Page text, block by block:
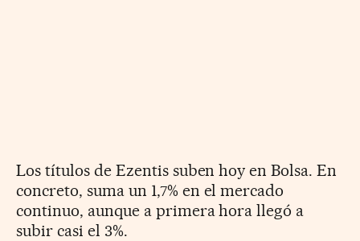
Los títulos de Ezentis suben hoy en Bolsa. En
concreto, suma un 1,7% en el mercado
continuo, aunque a primera hora llegó a
subir casi el 3%.